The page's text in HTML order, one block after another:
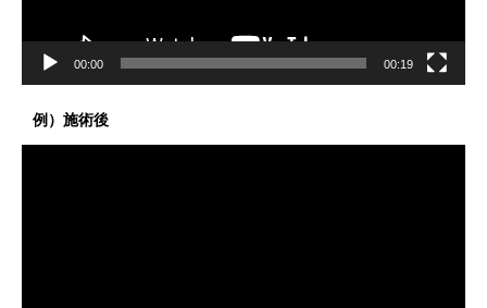
00:00 00:19
例）施術後